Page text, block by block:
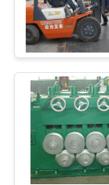
報
Hot